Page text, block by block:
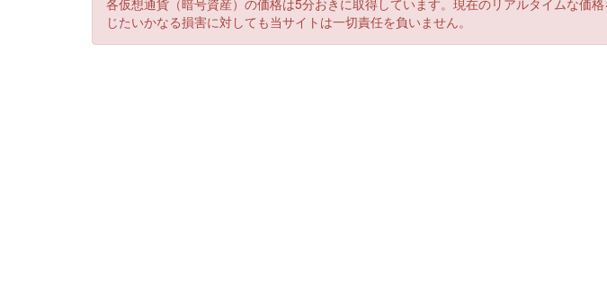
各仮想通貨（暗号資産）の価格は5分おきに取得しています。現在のリアルタイムな価
じたいかなる損害に対しても当サイトは一切責任を負いません。